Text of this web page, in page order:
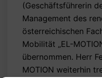
(Geschäftsführerin
Management des
österreichischen
Mobilität „EL-
übernommen. Herr
MOTION weiterhin